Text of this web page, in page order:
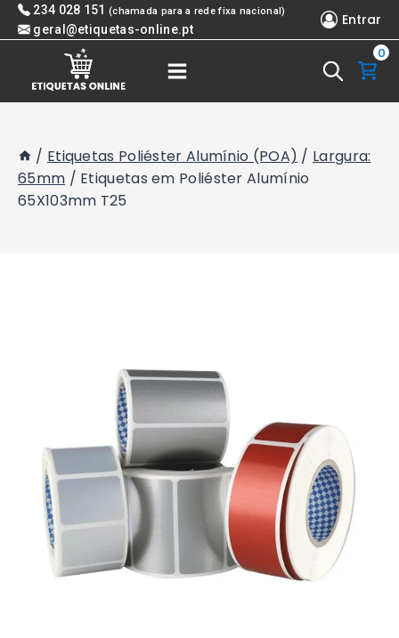
Skip 234 028 151 (chamada para a rede fixa nacional)
geral@etiquetas-online.pt
Entrar
0
/ Etiquetas Poliéster Alumínio (POA) / Largura:
65mm / Etiquetas em Poliéster Alumínio
65X103mm T25